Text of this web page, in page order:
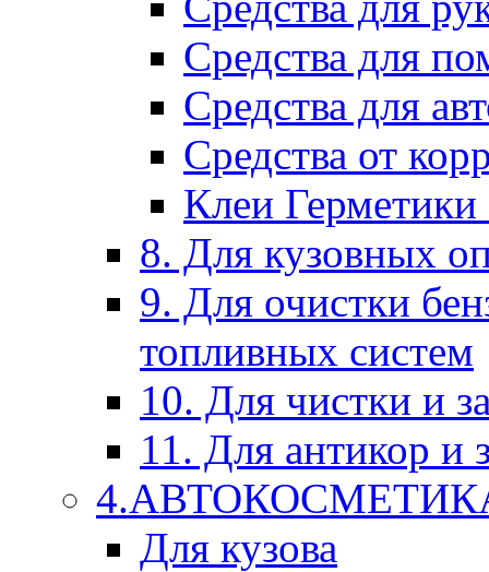
Средства для
Средства для
Средства от
Клеи
8. Для кузовных
9. Для очистки
топливных систем
10. Для чистки и
11. Для антикор и
Для кузова